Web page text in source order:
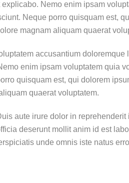
Nemo enim ipsam
Neque porro quisquam est,
magnam aliquam quaerat
accusantium
enim ipsam voluptatem quia
quisquam est, qui dolorem
quaerat voluptatem.
aute irure dolor in
deserunt mollit anim id est
unde omnis iste natus